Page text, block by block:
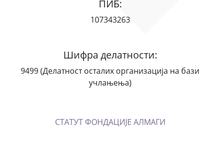
ПИБ:
107343263
Шифра делатности:
9499 (Делатност осталих организација на бази
учлањења)
СТАТУТ ФОНДАЦИЈЕ АЛМАГИ